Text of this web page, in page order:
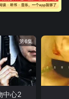
第6集
中心2